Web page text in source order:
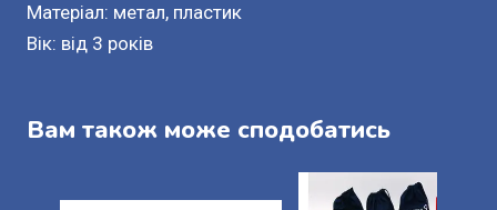
Матеріал: метал, пластик
Вік: від 3 років
Вам також може сподобатись